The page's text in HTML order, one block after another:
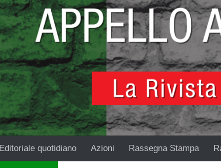
Editoriale quotidiano Azioni Rassegna Stampa